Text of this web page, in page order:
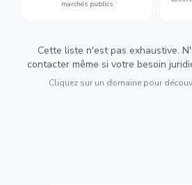
marchés publics
Cette liste n'est pas exhaustive.
contacter même si votre besoin
Cliquez sur un domaine pour